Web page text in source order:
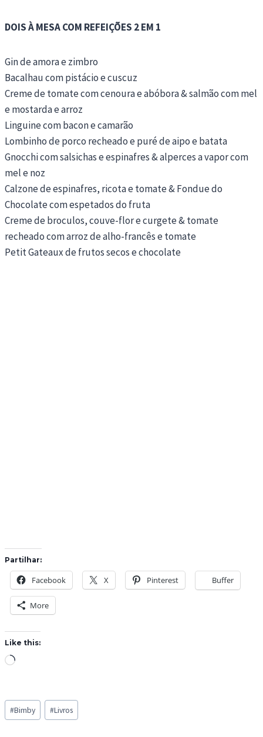
DOIS À MESA COM REFEIÇÕES 2 EM 1
Gin de amora e zimbro
Bacalhau com pistácio e cuscuz
Creme de tomate com cenoura e abóbora & salmão com mel
e mostarda e arroz
Linguine com bacon e camarão
Lombinho de porco recheado e puré de aipo e batata
Gnocchi com salsichas e espinafres & alperces a vapor com
mel e noz
Calzone de espinafres, ricota e tomate & Fondue do
Chocolate com espetados do fruta
Creme de broculos, couve-flor e curgete & tomate
recheado com arroz de alho-francês e tomate
Petit Gateaux de frutos secos e chocolate
Partilhar:
Facebook X Pinterest Buffer
More
Like this:
L
d
i
Post
Tags:
#Bimby #Livros